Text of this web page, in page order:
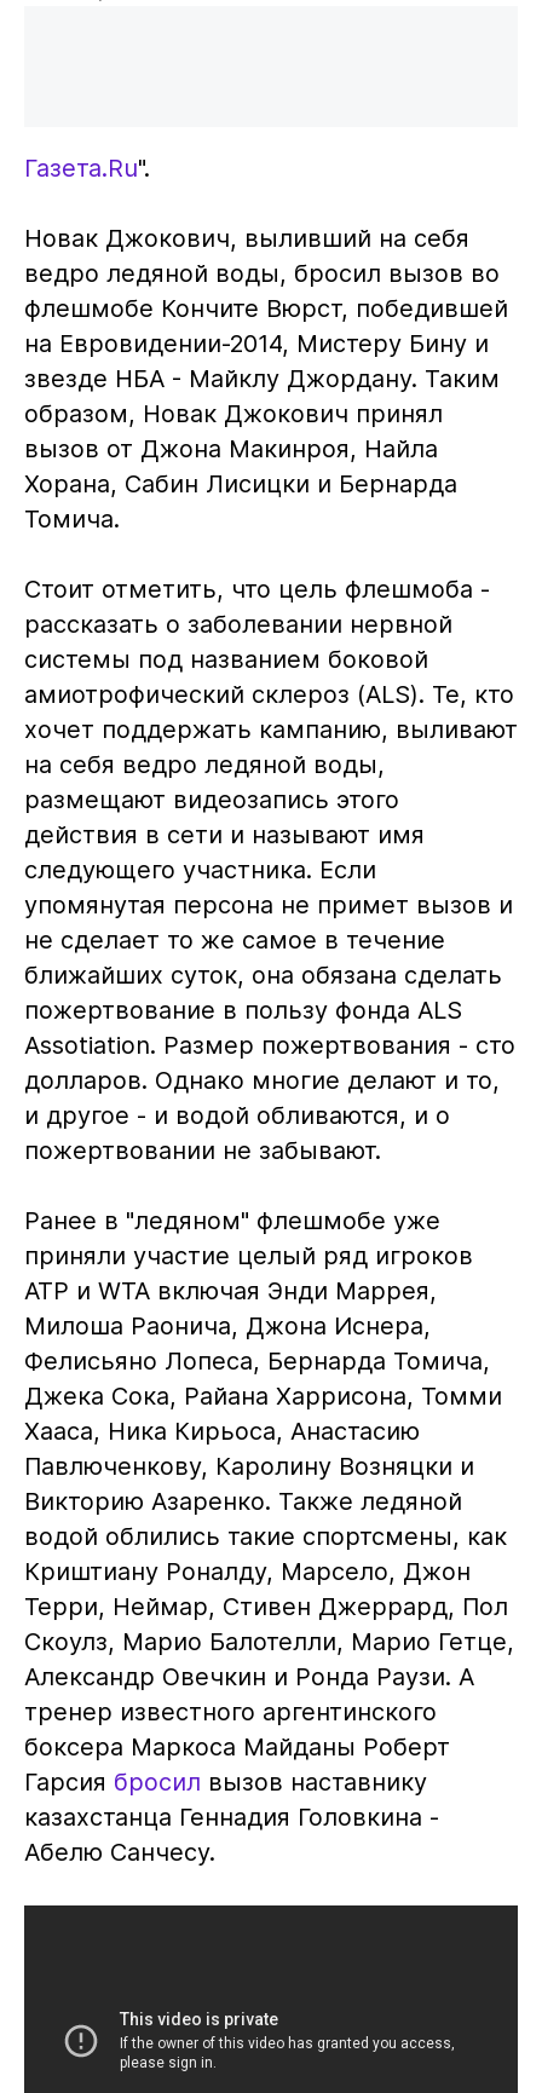
Газета.Ru".
Новак Джокович, выливший на себя
ведро ледяной воды, бросил вызов во
флешмобе Кончите Вюрст, победившей
на Евровидении-2014, Мистеру Бину и
звезде НБА - Майклу Джордану. Таким
образом, Новак Джокович принял
вызов от Джона Макинроя, Найла
Хорана, Сабин Лисицки и Бернарда
Томича.
Стоит отметить, что цель флешмоба -
рассказать о заболевании нервной
системы под названием боковой
амиотрофический склероз (ALS). Те, кто
хочет поддержать кампанию, выливают
на себя ведро ледяной воды,
размещают видеозапись этого
действия в сети и называют имя
следующего участника. Если
упомянутая персона не примет вызов и
не сделает то же самое в течение
ближайших суток, она обязана сделать
пожертвование в пользу фонда ALS
Assotiation. Размер пожертвования - сто
долларов. Однако многие делают и то,
и другое - и водой обливаются, и о
пожертвовании не забывают.
Ранее в "ледяном" флешмобе уже
приняли участие целый ряд игроков
ATP и WTA включая Энди Маррея,
Милоша Раонича, Джона Иснера,
Фелисьяно Лопеса, Бернарда Томича,
Джека Сока, Райана Харрисона, Томми
Хааса, Ника Кирьоса, Анастасию
Павлюченкову, Каролину Возняцки и
Викторию Азаренко. Также ледяной
водой облились такие спортсмены, как
Криштиану Роналду, Марсело, Джон
Терри, Неймар, Стивен Джеррард, Пол
Скоулз, Марио Балотелли, Марио Гетце,
Александр Овечкин и Ронда Раузи. А
тренер известного аргентинского
боксера Маркоса Майданы Роберт
Гарсия бросил вызов наставнику
казахстанца Геннадия Головкина -
Абелю Санчесу.